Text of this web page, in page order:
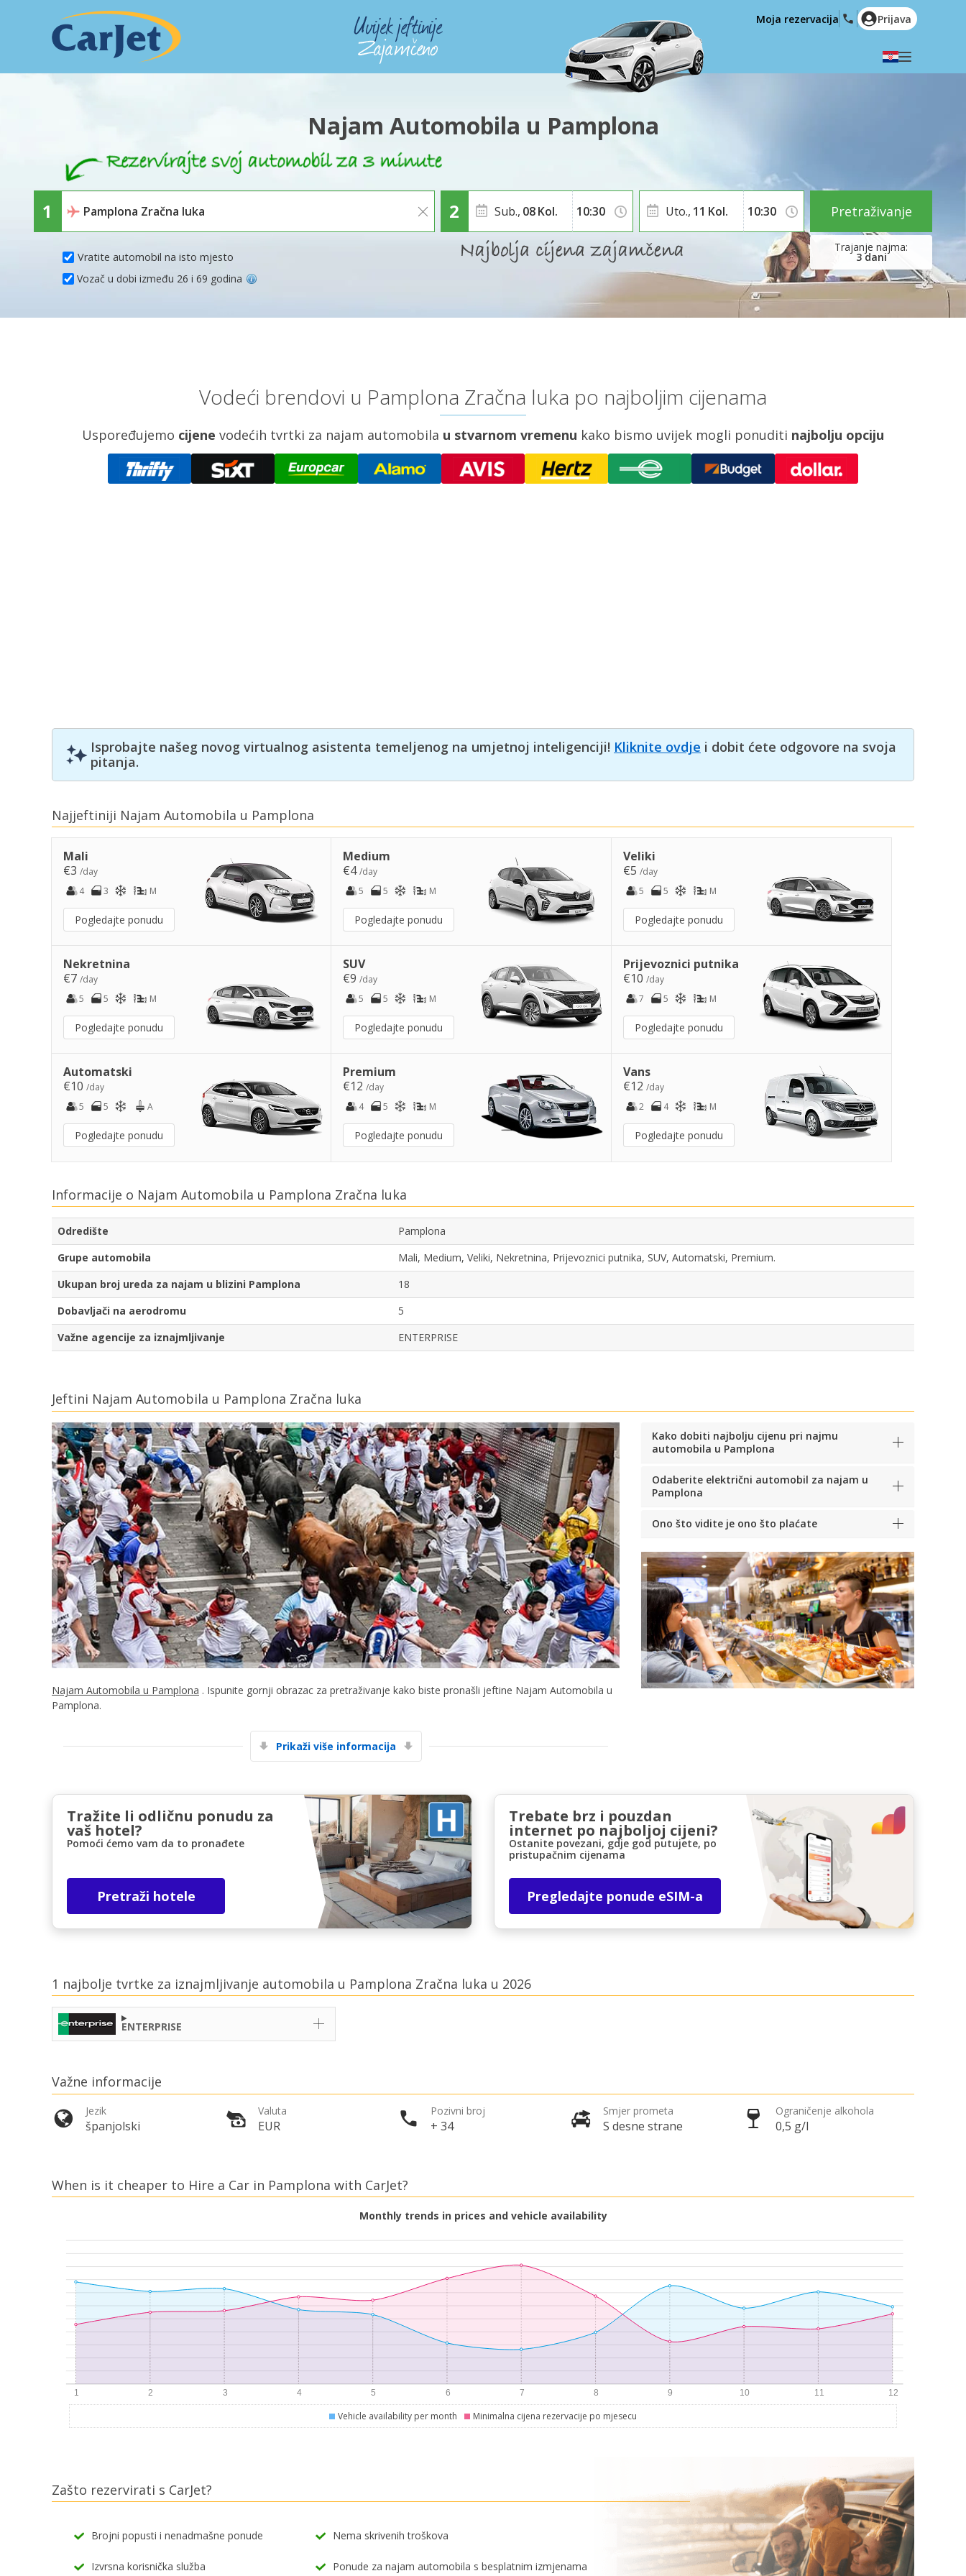
Posebni popusti
Pristupite ekskluzivnim ponudama naših
Prijava putem eLinka
English (US)
Polski
Türkçe
Română
Ελληνικά
Hrvatski
العربية
Moja rezervacija Prijava
Najam Automobila u Pamplona
Vratite automobil na isto mjesto
Sub., 08Kol.
3 dani
Uto., 11 Kol.
Vozač u dobi između 26 i 69 godina
Pretraživanje
Vodeći brendovi u Pamplona Zračna luka po najboljim cijenama
Uspoređujemo cijene vodećih tvrtki za najam automobila u stvarnom vremenu kako bismo uvijek mogli ponuditi najbolju opciju
Isprobajte našeg novog virtualnog asistenta temeljenog na umjetnoj inteligenciji! Kliknite ovdje i dobit ćete odgovore na svoja
pitanja.
Najjeftiniji Najam Automobila u Pamplona
Mali
€3 /day
4
3 M
Pogledajte ponudu
Medium
€4/day
5
5 M
Pogledajte ponudu
Veliki
€5 /day
5
5 M
Pogledajte ponudu
Nekretnina
€7 /day
5
5 M
Pogledajte ponudu
SUV
€9/day
5
5 M
Pogledajte ponudu
Prijevoznici putnika
€10 /day
7
5 M
Pogledajte ponudu
Automatski
€10 /day
5
5 A
Pogledajte ponudu
Premium
€12/day
4
5 M
Pogledajte ponudu
Vans
€12 /day
2
4 M
Pogledajte ponudu
Informacije o Najam Automobila u Pamplona Zračna luka
Odredište
Pamplona
Grupe automobila
Mali, Medium, Veliki, Nekretnina, Prijevoznici putnika, SUV, Automatski, Premium.
Ukupan broj ureda za najam u blizini Pamplona
18
Dobavljači na aerodromu
5
Važne agencije za iznajmljivanje
ENTERPRISE
Jeftini Najam Automobila u Pamplona Zračna luka
Najam Automobila u Pamplona . Ispunite gornji obrazac za pretraživanje kako biste pronašli jeftine Najam Automobila u
Pamplona.
Prikaži više informacija
Kako dobiti najbolju cijenu pri najmu
automobila u Pamplona
Odaberite električni automobil za najam u
Pamplona
Ono što vidite je ono što plaćate
Tražite li odličnu ponudu za
vaš hotel?
Pomoći ćemo vam da to pronađete
Pretraži hotele
Trebate brz i pouzdan
internet po najboljoj cijeni?
Ostanite povezani, gdje god putujete, po
pristupačnim cijenama
Pregledajte ponude eSIM-a
1 najbolje tvrtke za iznajmljivanje automobila u Pamplona Zračna luka u 2026
ENTERPRISE
Važne informacije
Jezik
španjolski
Valuta
EUR
Pozivni broj
+ 34
Smjer prometa
S desne strane
Ograničenje alkohola
0,5 g/l
When is it cheaper to Hire a Car in Pamplona with CarJet?
Monthly trends in prices and vehicle availability
Vehicle availability per month Minimalna cijena rezervacije po mjesecu
Zašto rezervirati s CarJet?
Brojni popusti i nenadmašne ponude Nema skrivenih troškova
Izvrsna korisnička služba Ponude za najam automobila s besplatnim izmjenama